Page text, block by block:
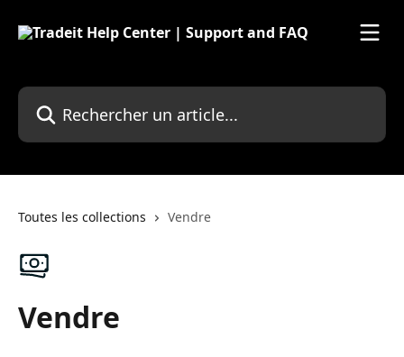
Rechercher un article...
Toutes les collections Vendre
Vendre